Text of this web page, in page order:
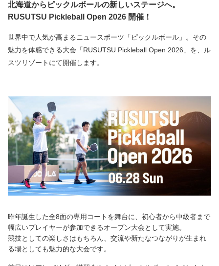
北海道からピックルボールの新しいステージへ。
RUSUTSU Pickleball Open 2026 開催！
世界中で人気が高まるニュースポーツ「ピックルボール」。その
魅力を体感できる大会「RUSUTSU Pickleball Open 2026」を、ル
スツリゾートにて開催します。
昨年誕生した全8面の専用コートを舞台に、初心者から中級者まで
幅広いプレイヤーが参加できるオープン大会として実施。
競技としての楽しさはもちろん、交流や新たなつながりが生まれ
る場としても魅力的な大会です。